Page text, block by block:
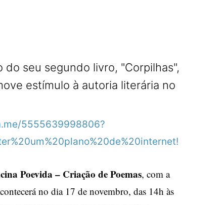
seu segundo livro, "Corpilhas",
estímulo à autoria literária no
Poevida – Criação de Poemas, com a
no dia 17 de novembro, das 14h às